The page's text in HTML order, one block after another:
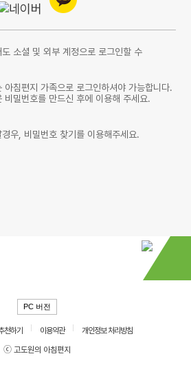
소셜 및 외부 계정으로 로그인할 수
아침편지 가족으로 로그인하셔야 가능합니다.
비밀번호를 만드신 후에 이용해 주세요.
우, 비밀번호 찾기를 이용해주세요.
PC 버전
천하기 이용약관
개인정보 처리방침
ⓒ 고도원의 아침편지